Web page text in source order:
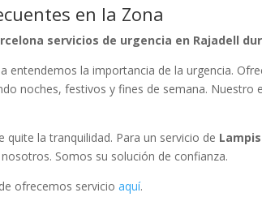
en la Zona
servicios de urgencia en Rajadell
entendemos la importancia de la urgencia.
noches, festivos y fines de semana. Nuestro
quite la tranquilidad. Para un servicio de
Somos su solución de confianza.
ofrecemos servicioaquí.